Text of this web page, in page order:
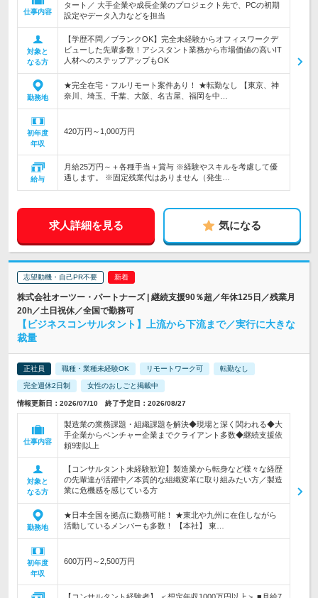
仕事内容
タート／ 大手企業や成長企業のプロジェクト先で、PCの初期
設定やデータ入力などを担当
対象と
なる方
【学歴不問／ブランクOK】完全未経験からオフィスワークデ
ビューした先輩多数！アシスタント業務から市場価値の高いIT
人材へのステップアップもOK
勤務地
★完全在宅・フルリモート案件あり！ ★転勤なし 【東京、神
奈川、埼玉、千葉、大阪、名古屋、福岡を中…
初年度
年収
420万円～1,000万円
給与
月給25万円～＋各種手当＋賞与 ※経験やスキルを考慮して優
遇します。 ※固定残業代はありません（発生…
求人詳細を見る 気になる
志望動機・自己PR不要
株式会社オーツー・パートナーズ | 継続支援90％超／年休125日／残業月
20h／土日祝休／全国で勤務可
【ビジネスコンサルタント】上流から下流まで／実行に大きな
裁量
正社員 職種・業種未経験OK リモートワーク可 転勤なし
完全週休2日制 女性のおしごと掲載中
情報更新日：2026/07/10 終了予定日：2026/08/27
仕事内容
製造業の業務課題・組織課題を解決◆現場と深く関われる◆大
手企業からベンチャー企業までクライアント多数◆継続支援依
頼9割以上
対象と
なる方
【コンサルタント未経験歓迎】製造業から転身など様々な経歴
の先輩達が活躍中／本質的な組織変革に取り組みたい方／製造
業に危機感を感じている方
勤務地
★日本全国を拠点に勤務可能！ ★東北や九州に在住しながら
活動しているメンバーも多数！ 【本社】 東…
初年度
年収
600万円～2,500万円